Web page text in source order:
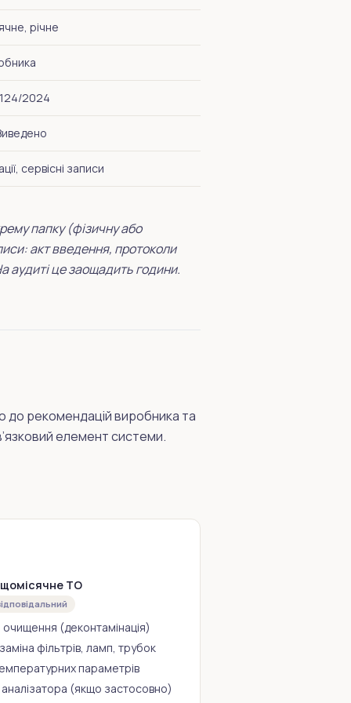
річне
2024
сервісні записи
папку (фізичну або
акт введення, протоколи
аудиті це заощадить години.
до рекомендацій виробника та
елемент системи.
ТО
(деконтамінація)
фільтрів, ламп, трубок
параметрів
(якщо застосовно)